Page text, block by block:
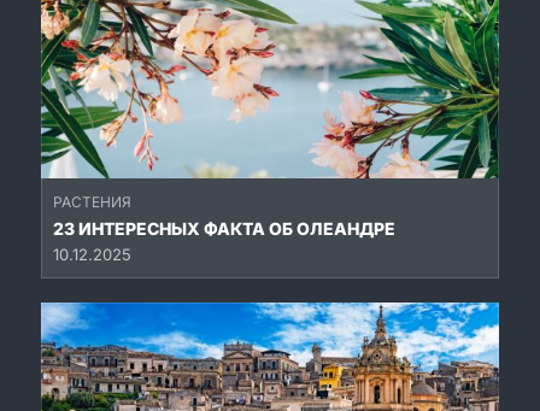
РАСТЕНИЯ
23 ИНТЕРЕСНЫХ ФАКТА ОБ ОЛЕАНДРЕ
10.12.2025